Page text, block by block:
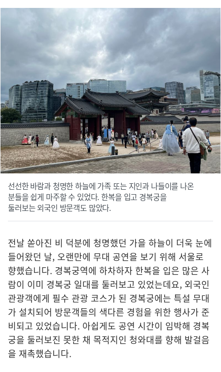
선선한 바람과 청명한 하늘에 가족 또는 지인과 나들이를 나온
분들을 쉽게 마주할 수 있었다. 한복을 입고 경복궁을
둘러보는 외국인 방문객도 많았다.
전날 쏟아진 비 덕분에 청명했던 가을 하늘이 더욱 눈에
들어왔던 날, 오랜만에 무대 공연을 보기 위해 서울로
향했습니다. 경복궁역에 하차하자 한복을 입은 많은 사
람이 이미 경복궁 일대를 둘러보고 있었는데요, 외국인
관광객에게 필수 관광 코스가 된 경복궁에는 특설 무대
가 설치되어 방문객들의 색다른 경험을 위한 행사가 준
비되고 있었습니다. 아쉽게도 공연 시간이 임박해 경복
궁을 둘러보진 못한 채 목적지인 청와대를 향해 발걸음
을 재촉했습니다.